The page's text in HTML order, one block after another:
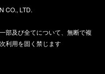
CO., LTD.
部及び全てについて、無断で複
利用を固く禁じます